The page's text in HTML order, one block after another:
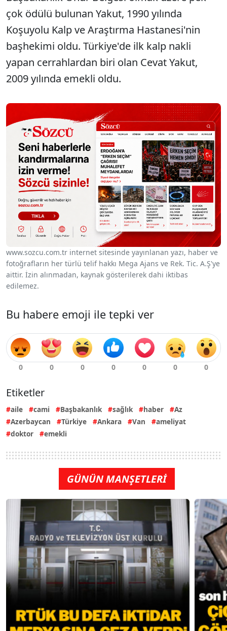
çok ödülü bulunan Yakut, 1990 yılında
Koşuyolu Kalp ve Araştırma Hastanesi'nin
başhekimi oldu. Türkiye'de ilk kalp nakli
yapan cerrahlardan biri olan Cevat Yakut,
2009 yılında emekli oldu.
www.sozcu.com.tr internet sitesinde yayınlanan yazı, haber ve
fotoğrafların her türlü telif hakkı Mega Ajans ve Rek. Tic. A.Ş'ye
aittir. İzin alınmadan, kaynak gösterilerek dahi iktibas
edilemez.
Bu habere emoji ile tepki ver
Etiketler
aile cami Başbakanlık sağlık haber
Az
Azerbaycan
Türkiye Ankara Van
ameliyat
doktor
emekli
GÜNÜN MANŞETLERİ